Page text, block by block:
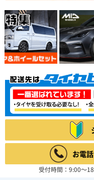
お電
受付時間：9:00～